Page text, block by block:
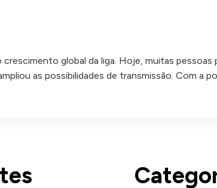
global da liga. Hoje, muitas pessoas
as possibilidades de transmissão. Com a